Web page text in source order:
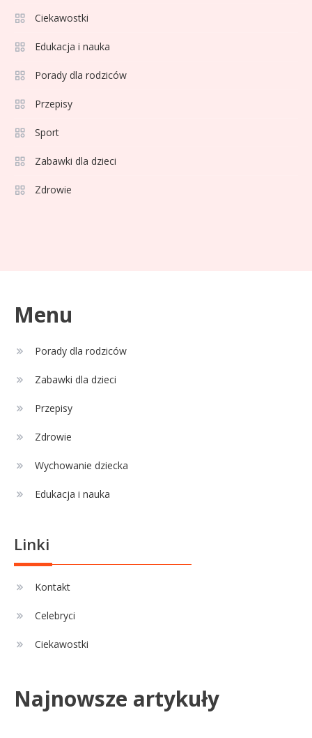
6
aktorce i jej karierze
1 Zdrowie
2
Celebryci
Adamek wiek: ile lat ma legenda
Ciekawostki
Edukacja i nauka
Porady dla rodziców
Przepisy
Sport
Zabawki dla dzieci
Zdrowie
Menu
Porady dla rodziców
Zabawki dla dzieci
Przepisy
Zdrowie
Wychowanie dziecka
Edukacja i nauka
Linki
Kontakt
Celebryci
Ciekawostki
Najnowsze artykuły